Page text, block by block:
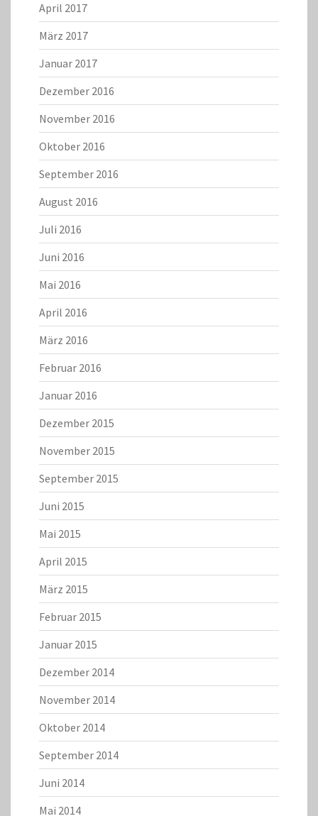
April 2017
März 2017
Januar 2017
Dezember 2016
November 2016
Oktober 2016
September 2016
August 2016
Juli 2016
Juni 2016
Mai 2016
April 2016
März 2016
Februar 2016
Januar 2016
Dezember 2015
November 2015
September 2015
Juni 2015
Mai 2015
April 2015
März 2015
Februar 2015
Januar 2015
Dezember 2014
November 2014
Oktober 2014
September 2014
Juni 2014
Mai 2014